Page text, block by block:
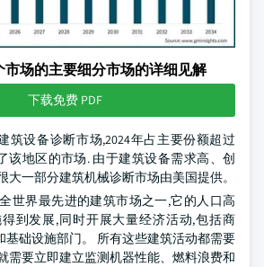
市场的主要细分市场的详细见解
下载免费 PDF
筑设备诊断市场,2024年占主要份额超过
该地区的市场. 由于建筑设备需求高、创
大一部分建筑机械诊断市场由美国提供。
世界最先进的建筑市场之一,它的人口高
到发展,同时开展大量经济活动,包括商
基础设施部门。 所有这些建筑活动都需要
需要立即建立监测机器性能、燃料浪费和